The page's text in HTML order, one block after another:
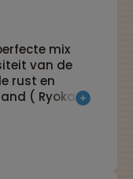
mix
van de
rust en
( Ryokan,
tijd om